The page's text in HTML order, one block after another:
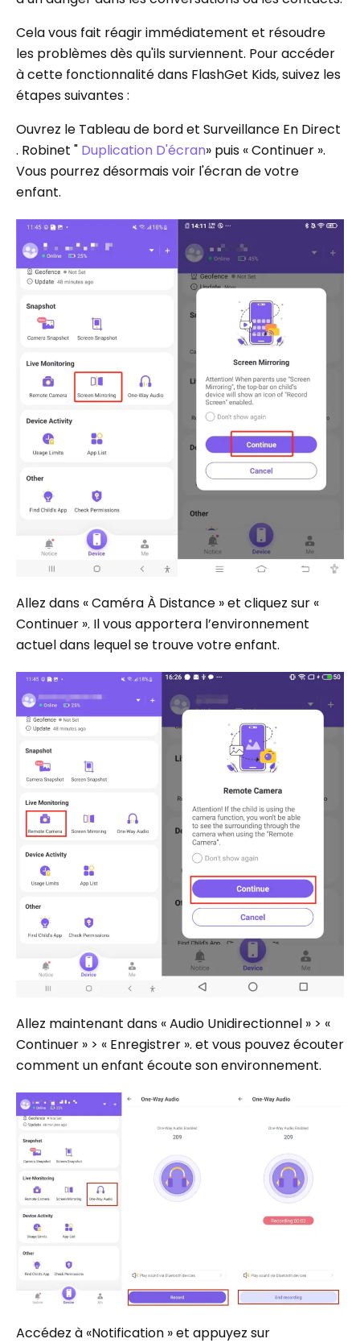
Cela vous fait réagir immédiatement et résoudre
les problèmes dès qu'ils surviennent. Pour accéder
à cette fonctionnalité dans FlashGet Kids, suivez les
étapes suivantes :
Ouvrez le Tableau de bord et Surveillance En Direct
. Robinet " Duplication D'écran» puis « Continuer ».
Vous pourrez désormais voir l'écran de votre
enfant.
Allez dans « Caméra À Distance » et cliquez sur «
Continuer ». Il vous apportera l’environnement
actuel dans lequel se trouve votre enfant.
Allez maintenant dans « Audio Unidirectionnel » > «
Continuer » > « Enregistrer ». et vous pouvez écouter
comment un enfant écoute son environnement.
Accédez à «Notification » et appuyez sur